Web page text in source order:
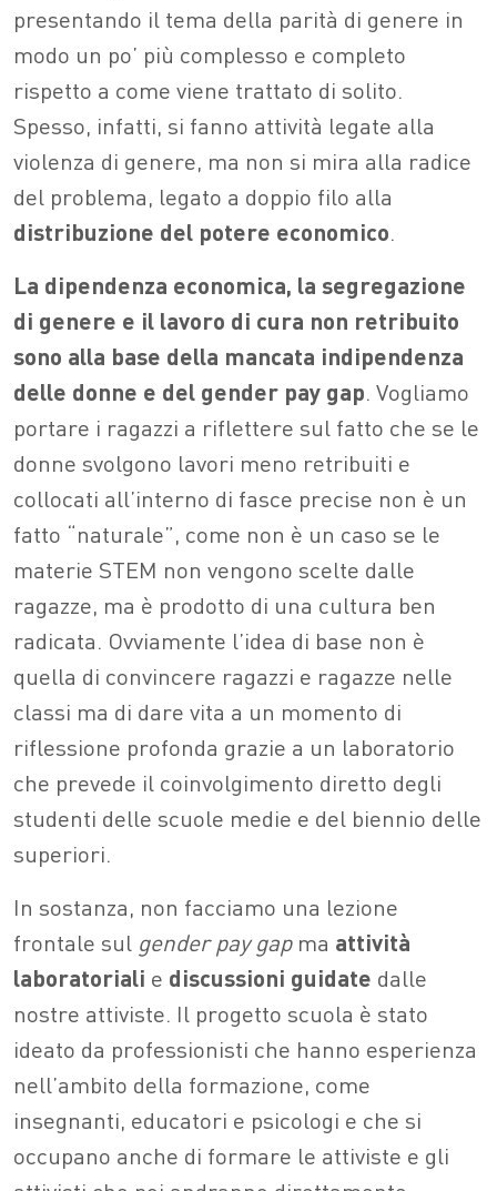
presentando il tema della parità di genere in
modo un po’ più complesso e completo
rispetto a come viene trattato di solito.
Spesso, infatti, si fanno attività legate alla
violenza di genere, ma non si mira alla radice
del problema, legato a doppio filo alla
distribuzione del potere economico.
La dipendenza economica, la segregazione
di genere e il lavoro di cura non retribuito
sono alla base della mancata indipendenza
delle donne e del gender pay gap. Vogliamo
portare i ragazzi a riflettere sul fatto che se le
donne svolgono lavori meno retribuiti e
collocati all’interno di fasce precise non è un
fatto “naturale”, come non è un caso se le
materie STEM non vengono scelte dalle
ragazze, ma è prodotto di una cultura ben
radicata. Ovviamente l’idea di base non è
quella di convincere ragazzi e ragazze nelle
classi ma di dare vita a un momento di
riflessione profonda grazie a un laboratorio
che prevede il coinvolgimento diretto degli
studenti delle scuole medie e del biennio delle
superiori.
In sostanza, non facciamo una lezione
frontale sul gender pay gapma attività
laboratoriali e discussioni guidate dalle
nostre attiviste. Il progetto scuola è stato
ideato da professionisti che hanno esperienza
nell’ambito della formazione, come
insegnanti, educatori e psicologi e che si
occupano anche di formare le attiviste e gli